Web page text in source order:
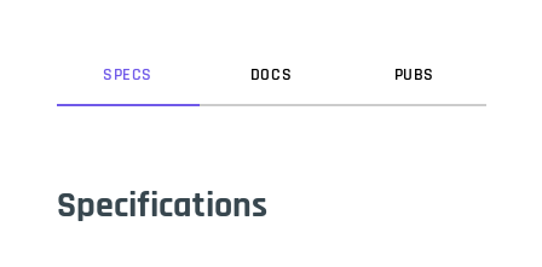
SPECS DOCS PUBS
Specifications